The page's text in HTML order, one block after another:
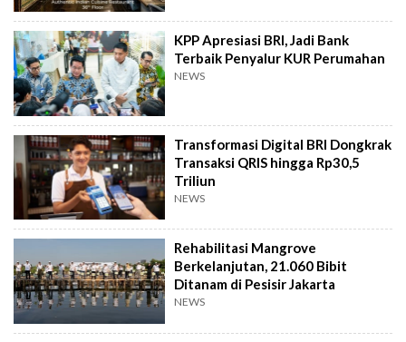
KPP Apresiasi BRI, Jadi Bank
Terbaik Penyalur KUR Perumahan
NEWS
Transformasi Digital BRI Dongkrak
Transaksi QRIS hingga Rp30,5
Triliun
NEWS
Rehabilitasi Mangrove
Berkelanjutan, 21.060 Bibit
Ditanam di Pesisir Jakarta
NEWS